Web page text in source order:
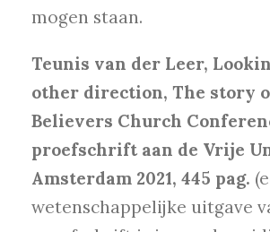
mogen staan.
Teunis van der Leer,
other direction, The story
Believers Church
proefschrift aan de Vrije
Amsterdam 2021, 445 pag.
wetenschappelijke uitgave